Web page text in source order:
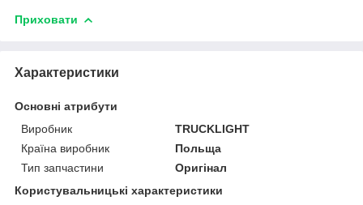
Приховати
Характеристики
Основні атрибути
Виробник
TRUCKLIGHT
Країна виробник
Польща
Тип запчастини
Оригінал
Користувальницькі характеристики